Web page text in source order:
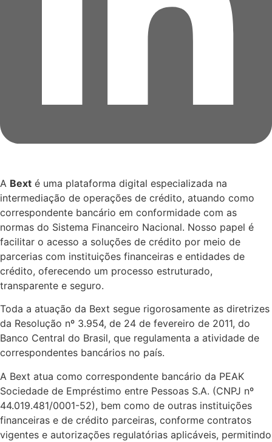
A Bext é uma plataforma digital especializada na
intermediação de operações de crédito, atuando como
correspondente bancário em conformidade com as
normas do Sistema Financeiro Nacional. Nosso papel é
facilitar o acesso a soluções de crédito por meio de
parcerias com instituições financeiras e entidades de
crédito, oferecendo um processo estruturado,
transparente e seguro.
Toda a atuação da Bext segue rigorosamente as diretrizes
da Resolução nº 3.954, de 24 de fevereiro de 2011, do
Banco Central do Brasil, que regulamenta a atividade de
correspondentes bancários no país.
A Bext atua como correspondente bancário da PEAK
Sociedade de Empréstimo entre Pessoas S.A. (CNPJ nº
44.019.481/0001-52), bem como de outras instituições
financeiras e de crédito parceiras, conforme contratos
vigentes e autorizações regulatórias aplicáveis, permitindo